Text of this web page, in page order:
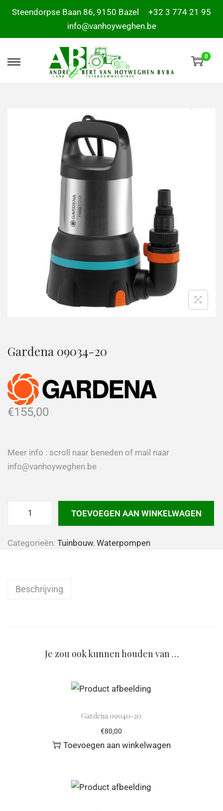
Steendorpse Baan 86, 9150 Bazel
+32 3 774 21 95
info@vanhoyweghen.be
0
Gardena 09034-20
€155,00
Meer info : scroll naar beneden of mail naar
info@vanhoyweghen.be
TOEVOEGEN AAN WINKELWAGEN
Categorieën: Tuinbouw, Waterpompen
Beschrijving
Je zou ook kunnen houden van …
Gardena 09040-20
€80,00
Toevoegen aan winkelwagen